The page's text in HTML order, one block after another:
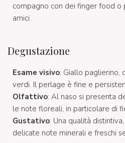
compagno con dei finger food o
amici.
Degustazione
Esame visivo: Giallo paglierino,
verdi. Il perlage è fine e
Olfattivo: Al naso si presenta
le note floreali, in particolare di
Gustativo: Una qualità
delicate note minerali e freschi